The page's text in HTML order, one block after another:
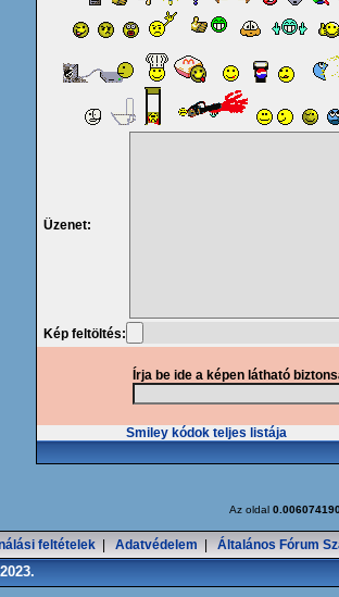
Üzenet:
Kép feltöltés:
Írja be ide a képen látható
Smiley kódok teljes listája
Az oldal
feltételek Adatvédelem Általános Fórum